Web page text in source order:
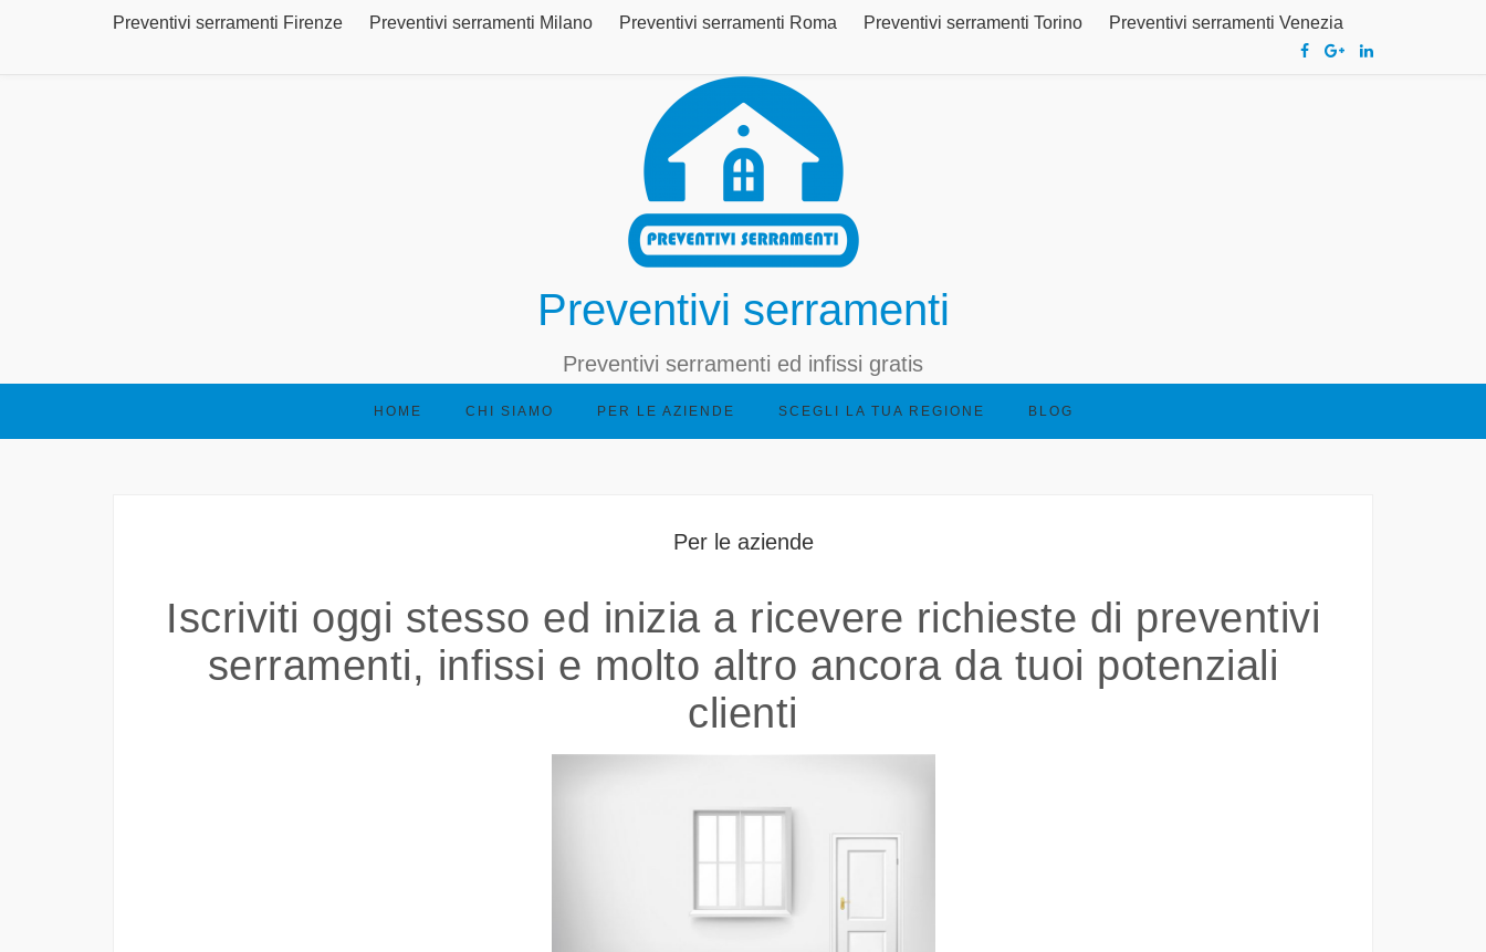
Preventivi serramenti Firenze Preventivi serramenti Milano Preventivi serramenti Roma Preventivi serramenti Torino Preventivi serramenti Venezia
Preventivi serramenti
Preventivi serramenti ed infissi gratis
HOME CHI SIAMO PER LE AZIENDE SCEGLI LA TUA REGIONE BLOG
Per le aziende
Iscriviti oggi stesso ed inizia a ricevere richieste di preventivi
serramenti, infissi e molto altro ancora da tuoi potenziali
clienti